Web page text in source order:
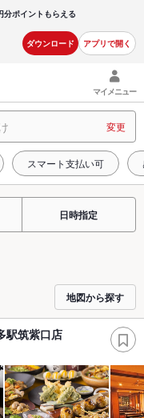
分ポイントもらえる
ダウンロード アプリで開く
マイメニュー
変更
スマート支払い可
日時指定
地図から探す
筑紫口店